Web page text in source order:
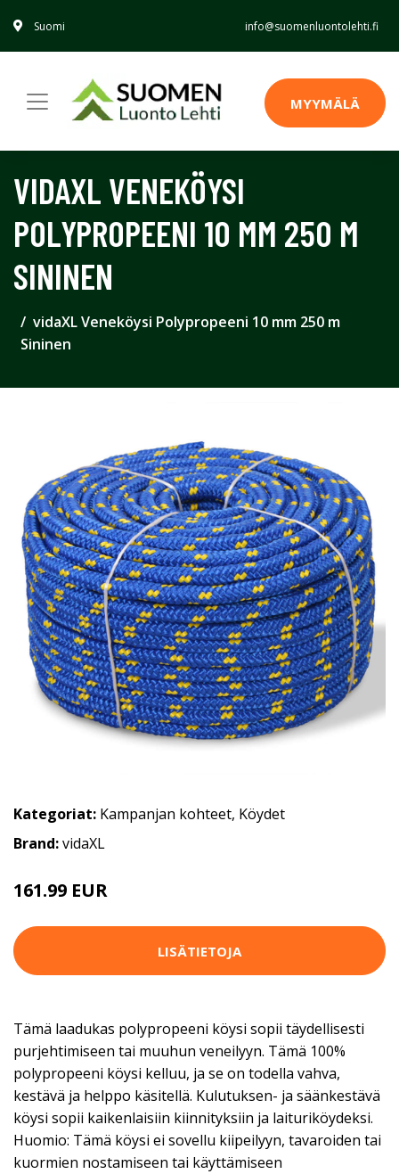
Suomi info@suomenluontolehti.fi
MYYMÄLÄ
VIDAXL VENEKÖYSI
POLYPROPEENI 10 MM 250 M
SININEN
vidaXL Veneköysi Polypropeeni 10 mm 250 m
Sininen
Kategoriat: Kampanjan kohteet, Köydet
Brand:vidaXL
161.99 EUR
LISÄTIETOJA
Tämä laadukas polypropeeni köysi sopii täydellisesti
purjehtimiseen tai muuhun veneilyyn. Tämä 100%
polypropeeni köysi kelluu, ja se on todella vahva,
kestävä ja helppo käsitellä. Kulutuksen- ja säänkestävä
köysi sopii kaikenlaisiin kiinnityksiin ja laituriköydeksi.
Huomio: Tämä köysi ei sovellu kiipeilyyn, tavaroiden tai
kuormien nostamiseen tai käyttämiseen